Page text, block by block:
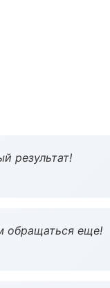
результат!
обращаться еще!